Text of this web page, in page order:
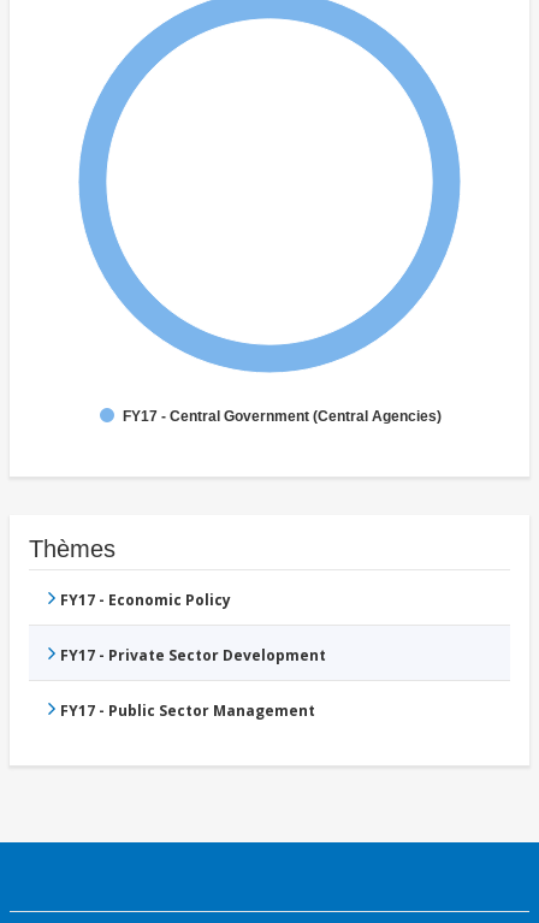
FY17 - Central Government (Central Agencies)
Thèmes
FY17 - Economic Policy
FY17 - Private Sector Development
FY17 - Public Sector Management